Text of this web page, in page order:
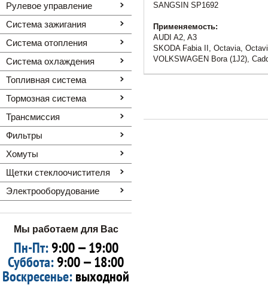
Рулевое управление
Система зажигания
Система отопления
Система охлаждения
Топливная система
Тормозная система
Трансмиссия
Фильтры
Хомуты
Щетки стеклоочистителя
Электрооборудование
Мы работаем для Вас
Пн-Пт:9:00 — 19:00
Суббота:9:00 — 18:00
Воскресенье:выходной
SANGSIN SP1692
Применяемость:
AUDI A2, A3
SKODA Fabia II, Octavia,
VOLKSWAGEN Bora (1J2),